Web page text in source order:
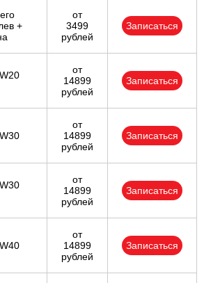
+
от
3499
рублей
Записаться
от
14899
рублей
Записаться
от
14899
рублей
Записаться
от
14899
рублей
Записаться
от
14899
рублей
Записаться